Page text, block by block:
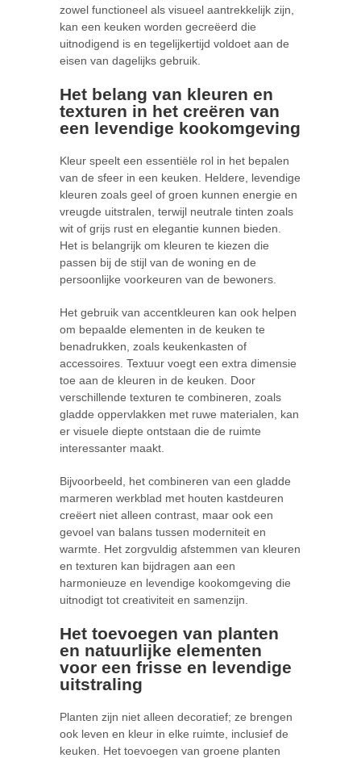
zowel functioneel als visueel aantrekkelijk zijn,
kan een keuken worden gecreëerd die
uitnodigend is en tegelijkertijd voldoet aan de
eisen van dagelijks gebruik.
Het belang van kleuren en
texturen in het creëren van
een levendige kookomgeving
Kleur speelt een essentiële rol in het bepalen
van de sfeer in een keuken. Heldere, levendige
kleuren zoals geel of groen kunnen energie en
vreugde uitstralen, terwijl neutrale tinten zoals
wit of grijs rust en elegantie kunnen bieden.
Het is belangrijk om kleuren te kiezen die
passen bij de stijl van de woning en de
persoonlijke voorkeuren van de bewoners.
Het gebruik van accentkleuren kan ook helpen
om bepaalde elementen in de keuken te
benadrukken, zoals keukenkasten of
accessoires. Textuur voegt een extra dimensie
toe aan de kleuren in de keuken. Door
verschillende texturen te combineren, zoals
gladde oppervlakken met ruwe materialen, kan
er visuele diepte ontstaan die de ruimte
interessanter maakt.
Bijvoorbeeld, het combineren van een gladde
marmeren werkblad met houten kastdeuren
creëert niet alleen contrast, maar ook een
gevoel van balans tussen moderniteit en
warmte. Het zorgvuldig afstemmen van kleuren
en texturen kan bijdragen aan een
harmonieuze en levendige kookomgeving die
uitnodigt tot creativiteit en samenzijn.
Het toevoegen van planten
en natuurlijke elementen
voor een frisse en levendige
uitstraling
Planten zijn niet alleen decoratief; ze brengen
ook leven en kleur in elke ruimte, inclusief de
keuken. Het toevoegen van groene planten